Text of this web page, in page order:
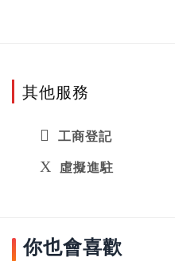
其他服務
工商登記
虛擬進駐
你也會喜歡